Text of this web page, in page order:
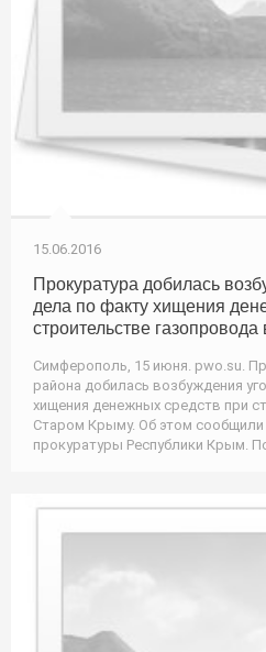
15.06.2016
Прокуратура добилась
дела по факту хищения
строительстве
Симферополь, 15 июня. pwo.su.
района добилась возбуждения
хищения денежных средств при
Старом Крыму. Об этом сообщили
прокуратуры Республики Крым.